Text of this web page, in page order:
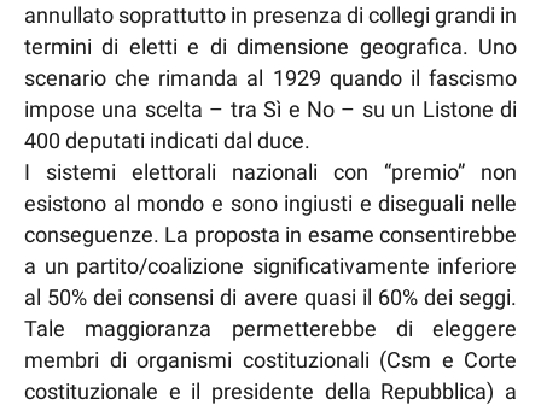
annullato soprattutto in presenza di collegi grandi in
termini di eletti e di dimensione geografica. Uno
scenario che rimanda al 1929 quando il fascismo
impose una scelta – tra Sì e No – su un Listone di
400 deputati indicati dal duce.
I sistemi elettorali nazionali con “premio” non
esistono al mondo e sono ingiusti e diseguali nelle
conseguenze. La proposta in esame consentirebbe
a un partito/coalizione significativamente inferiore
al 50% dei consensi di avere quasi il 60% dei seggi.
Tale maggioranza permetterebbe di eleggere
membri di organismi costituzionali (Csm e Corte
costituzionale e il presidente della Repubblica) a